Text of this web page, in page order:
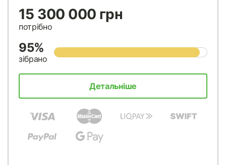
15 300 000 грн
потрібно
95%
зібрано
Детальніше